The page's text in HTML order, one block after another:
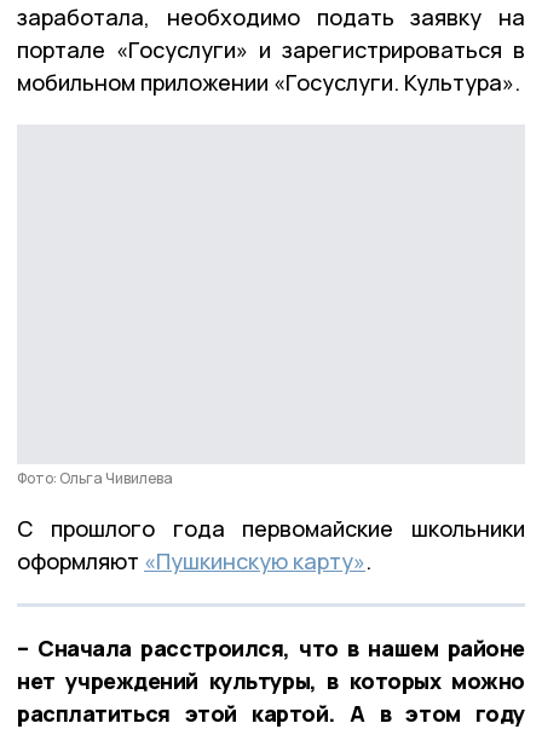
заработала, необходимо подать заявку на
портале «Госуслуги» и зарегистрироваться в
мобильном приложении «Госуслуги. Культура».
Фото: Ольга Чивилева
С прошлого года первомайские школьники
оформляют «Пушкинскую карту».
– Сначала расстроился, что в нашем районе
нет учреждений культуры, в которых можно
расплатиться этой картой. А в этом году